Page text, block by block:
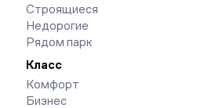
Строящиеся
Недорогие
Рядом парк
Класс
Комфорт
Бизнес